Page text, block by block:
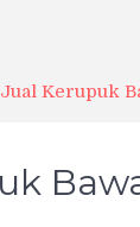
Jual Kerupuk